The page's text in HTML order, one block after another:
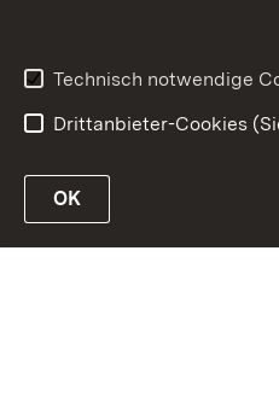
Technisch notwendige
Drittanbieter-Cookies
OK